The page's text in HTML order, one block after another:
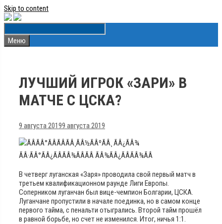
Skip to content
Меню
ЛУЧШИЙ ИГРОК «ЗАРИ» В
МАТЧЕ С ЦСКА?
9 августа 20199 августа 2019
В четверг луганская «Заря» проводила свой первый матч в
третьем квалификационном раунде Лиги Европы.
Соперником луганчан был вице-чемпион Болгарии, ЦСКА.
Луганчане пропустили в начале поединка, но в самом конце
первого тайма, с пенальти отыгрались. Второй тайм прошёл
в равной борьбе, но счет не изменился. Итог, ничья 1:1.